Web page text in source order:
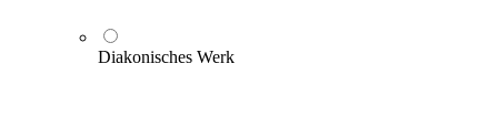
Diakonisches Werk